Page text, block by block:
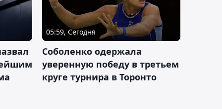
05:59, Сегодня
Соболенко одержала
уверенную победу в третьем
круге турнира в Торонто